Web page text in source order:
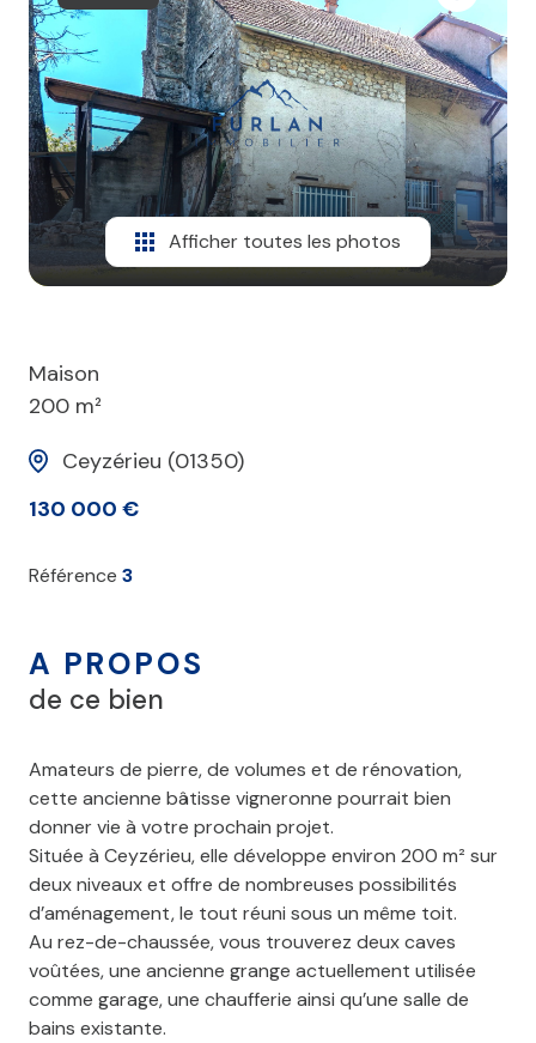
Afficher toutes les photos
Maison
200 m²
Ceyzérieu (01350)
130 000 €
Référence 3
A PROPOS
de ce bien
Amateurs de pierre, de volumes et de rénovation,
cette ancienne bâtisse vigneronne pourrait bien
donner vie à votre prochain projet.
Située à Ceyzérieu, elle développe environ 200 m² sur
deux niveaux et offre de nombreuses possibilités
d’aménagement, le tout réuni sous un même toit.
Au rez-de-chaussée, vous trouverez deux caves
voûtées, une ancienne grange actuellement utilisée
comme garage, une chaufferie ainsi qu’une salle de
bains existante.